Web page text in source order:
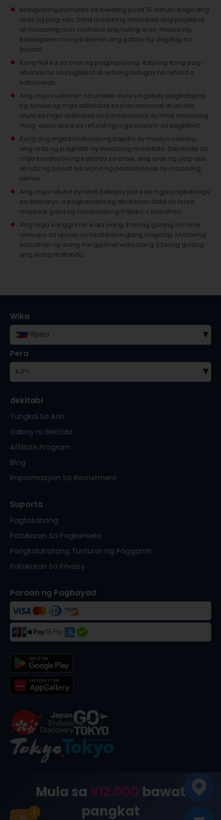
Mula sa ¥12,000 bawat
pangkat
1
Mangyaring pumunta sa meeting point 15 minuto bago ang
oras ng pag-alis. Dahil maaaring maantala ang paglilibot
at maaaring mas mahaba ang huling oras, maaaring
kailanganin mong bayaran ang gabay ng dagdag na
bayad.
Kung huli ka sa oras ng pagpupulong, ituturing itong pag-
abandona sa paglilibot at walang ibibigay na refund o
kabayaran.
Ang mga customer na umalis mula sa gabay pagkatapos
ng simula ng mga aktibidad sa pamamasyal at umalis
mula sa mga aktibidad sa pamamasyal ay hindi maaaring
mag-aplay para sa refund ng mga bayarin sa paglilibot.
Kung ang mga kondisyon ng trapiko ay medyo masikip,
ang oras ng pagbalik ay maaaring maantala. Depende sa
mga kondisyon ng kalsada sa araw, ang oras ng pag-alis
at ruta ng bawat lokasyon ng pamamasyal ay maaaring
iakma.
Ang mga refund ay hindi ibibigay para sa mga pagbabago
sa itineraryo o pagkansela ng atraksyon dahil sa force
majeure gaya ng kundisyon ng trapiko o panahon.
Ang mga sanggol na wala pang 3 taong gulang na hindi
umuupo sa upuan ay hindi kailangang idagdag. Maaaring
samahan ng isang sanggol na wala pang 3 taong gulang
ang isang matanda.
Wika
Filipino ▾
Pera
¥JPY ▾
dekitabi
Tungkol Sa Atin
Gabay ni dekitabi
Affiliate Program
Blog
Impormasyon Sa Recruitment
Suporta
Pagtatanong
Patakaran Sa Pagkansela
Pangkalahatang Tuntunin Ng Paggamit
Patakaran Sa Privacy
Paraan ng Pagbayad
. メード・イン・ト